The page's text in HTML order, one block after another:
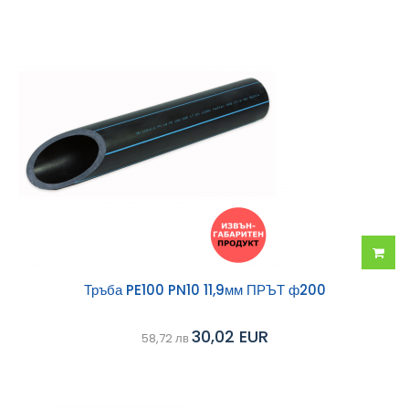
Тръба PE100 PN10 11,9мм ПРЪТ ф200
58,72 лв30,02 EUR